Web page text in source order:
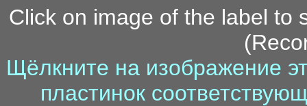
Click on image of the label to
Щёлкните на изображение
пластинок